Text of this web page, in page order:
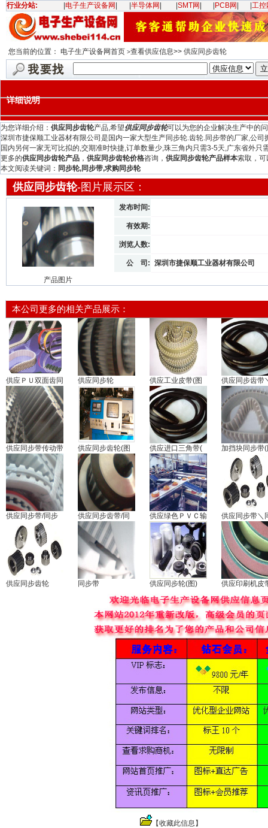
行业分站: 电子生产设备网 半导体网 SMT网 PCB网 工控
您当前的位置： 电子生产设备网首页 >查看供应信息>> 供应同步齿轮
详细说明
为您详细介绍： 供应同步齿轮产品,希望供应同步齿轮可以为您的企业解决生产中的
深圳市捷保顺工业器材有限公司是国内一家大型生产同步轮.齿轮.同步带的厂家,公
国内另何一家无可比拟的,交期准时快捷,订单数量少,珠三角内只需3-5天,广东省外
更多的供应同步齿轮产品 ， 供应同步齿轮价格咨询， 供应同步齿轮产品样本索取，可
本文阅读关键词： 同步轮,同步带,求购同步轮
供应同步齿轮-图片展示区：
产品图片
发布时间:
有效期:
浏览人数:
公 司: 深圳市捷保顺工业器材有限公司
本公司更多的相关产品展示：
供应ＰＵ双面齿同 供应同步轮 供应工业皮带(图 供应同步齿带
供应同步带传动带 供应同步齿轮(图 供应进口三角带( 加挡块同步带(
供应同步带/同步 供应同步齿带/同 供应绿色ＰＶＣ输 供应同步带＼
供应同步齿轮 同步带 供应同步轮(图) 供应印刷机皮
【收藏此信息 】